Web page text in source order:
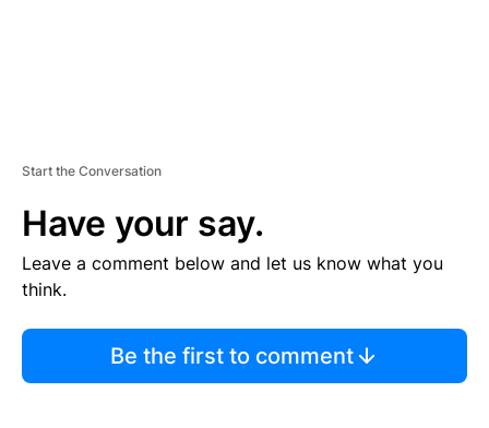
Start the Conversation
Have your say.
Leave a comment below and let us know what you
think.
Be the first to comment